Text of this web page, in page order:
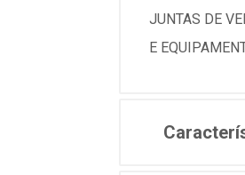
JUNTAS DE
E